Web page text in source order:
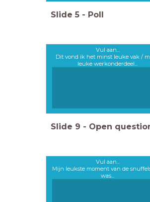
Slide 5 - Poll
Vul aan...
Dit vond ik het minst leuke vak /
leuke werkonderdeel...
Slide 9 - Open
Vul aan...
Mijn leukste moment van de
was...